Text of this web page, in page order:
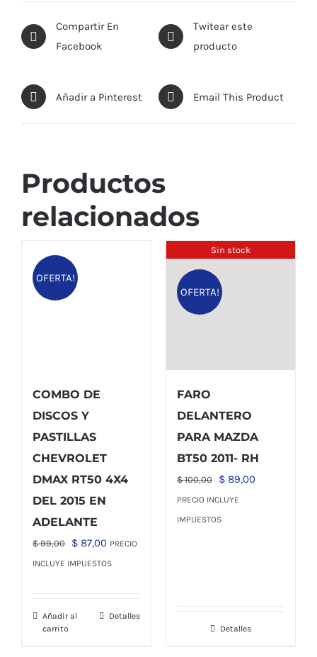
Compartir En
Facebook
Twitear este
producto
Añadir a Pinterest Email This Product
Productos
relacionados
OFERTA!
COMBO DE
DISCOS Y
PASTILLAS
CHEVROLET
DMAX RT50 4X4
DEL 2015 EN
ADELANTE
$99,00
El
precio
$ 99,00.
$ 87,00El
precio
$ 87,00.
PRECIO
INCLUYE IMPUESTOS
Añadir al
carrito
Detalles
Sin stock
OFERTA!
FARO
DELANTERO
PARA MAZDA
BT50 2011- RH
$100,00
El
precio
original
$ 89,00El
PRECIO INCLUYE
IMPUESTOS
Detalles